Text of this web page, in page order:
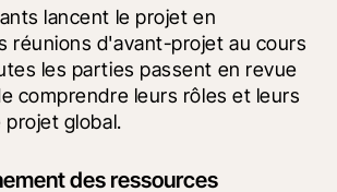
lancent le projet en
réunions d'avant-projet au cours
les parties passent en revue
comprendre leurs rôles et leurs
projet global.
des ressources